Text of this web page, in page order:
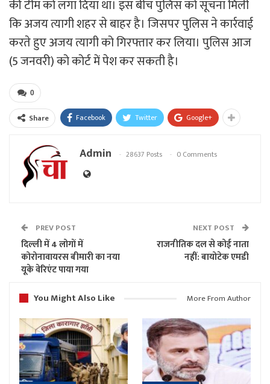
की टीम को लगा दिया था। इस बीच पुलिस को सूचना मिली
कि अजय त्यागी शहर से बाहर है। जिसपर पुलिस ने कार्रवाई
करते हुए अजय त्यागी को गिरफ्तार कर लिया। पुलिस आज
(5 जनवरी) को कोर्ट में पेश कर सकती है।
0
Share Facebook Twitter Google+
Admin 28637 Posts 0 Comments
PREV POST
दिल्ली में 4 लोगों में
कोरोनावायरस बीमारी का नया
यूके वेरिएंट पाया गया
NEXT POST
राजनीतिक दल से कोई नाता
नहीं: बायोटेक एमडी
You Might Also Like More From Author